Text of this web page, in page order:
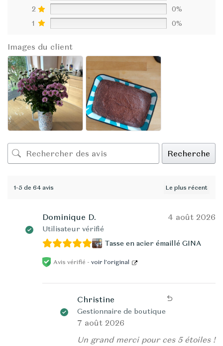
2
0%
1
0%
Images du client
Recherche
1-5 de 64 avis
Dominique D.
Utilisateur vérifié
4 août 2026
Tasse en acier émaillé GINA
Avis vérifié - voir l’original
Christine
Gestionnaire de boutique
7 août 2026
Un grand merci pour ces 5 étoiles !